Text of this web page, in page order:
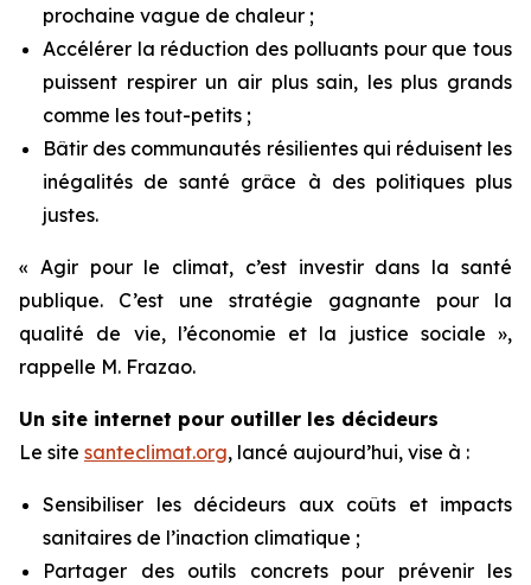
prochaine vague de chaleur ;
Accélérer la réduction des polluants pour que tous
puissent respirer un air plus sain, les plus grands
comme les tout-petits ;
Bâtir des communautés résilientes qui réduisent les
inégalités de santé grâce à des politiques plus
justes.
« Agir pour le climat, c’est investir dans la santé
publique. C’est une stratégie gagnante pour la
qualité de vie, l’économie et la justice sociale »,
rappelle M. Frazao.
Un site internet pour outiller les décideurs
Le site santeclimat.org, lancé aujourd’hui, vise à :
Sensibiliser les décideurs aux coûts et impacts
sanitaires de l’inaction climatique ;
Partager des outils concrets pour prévenir les